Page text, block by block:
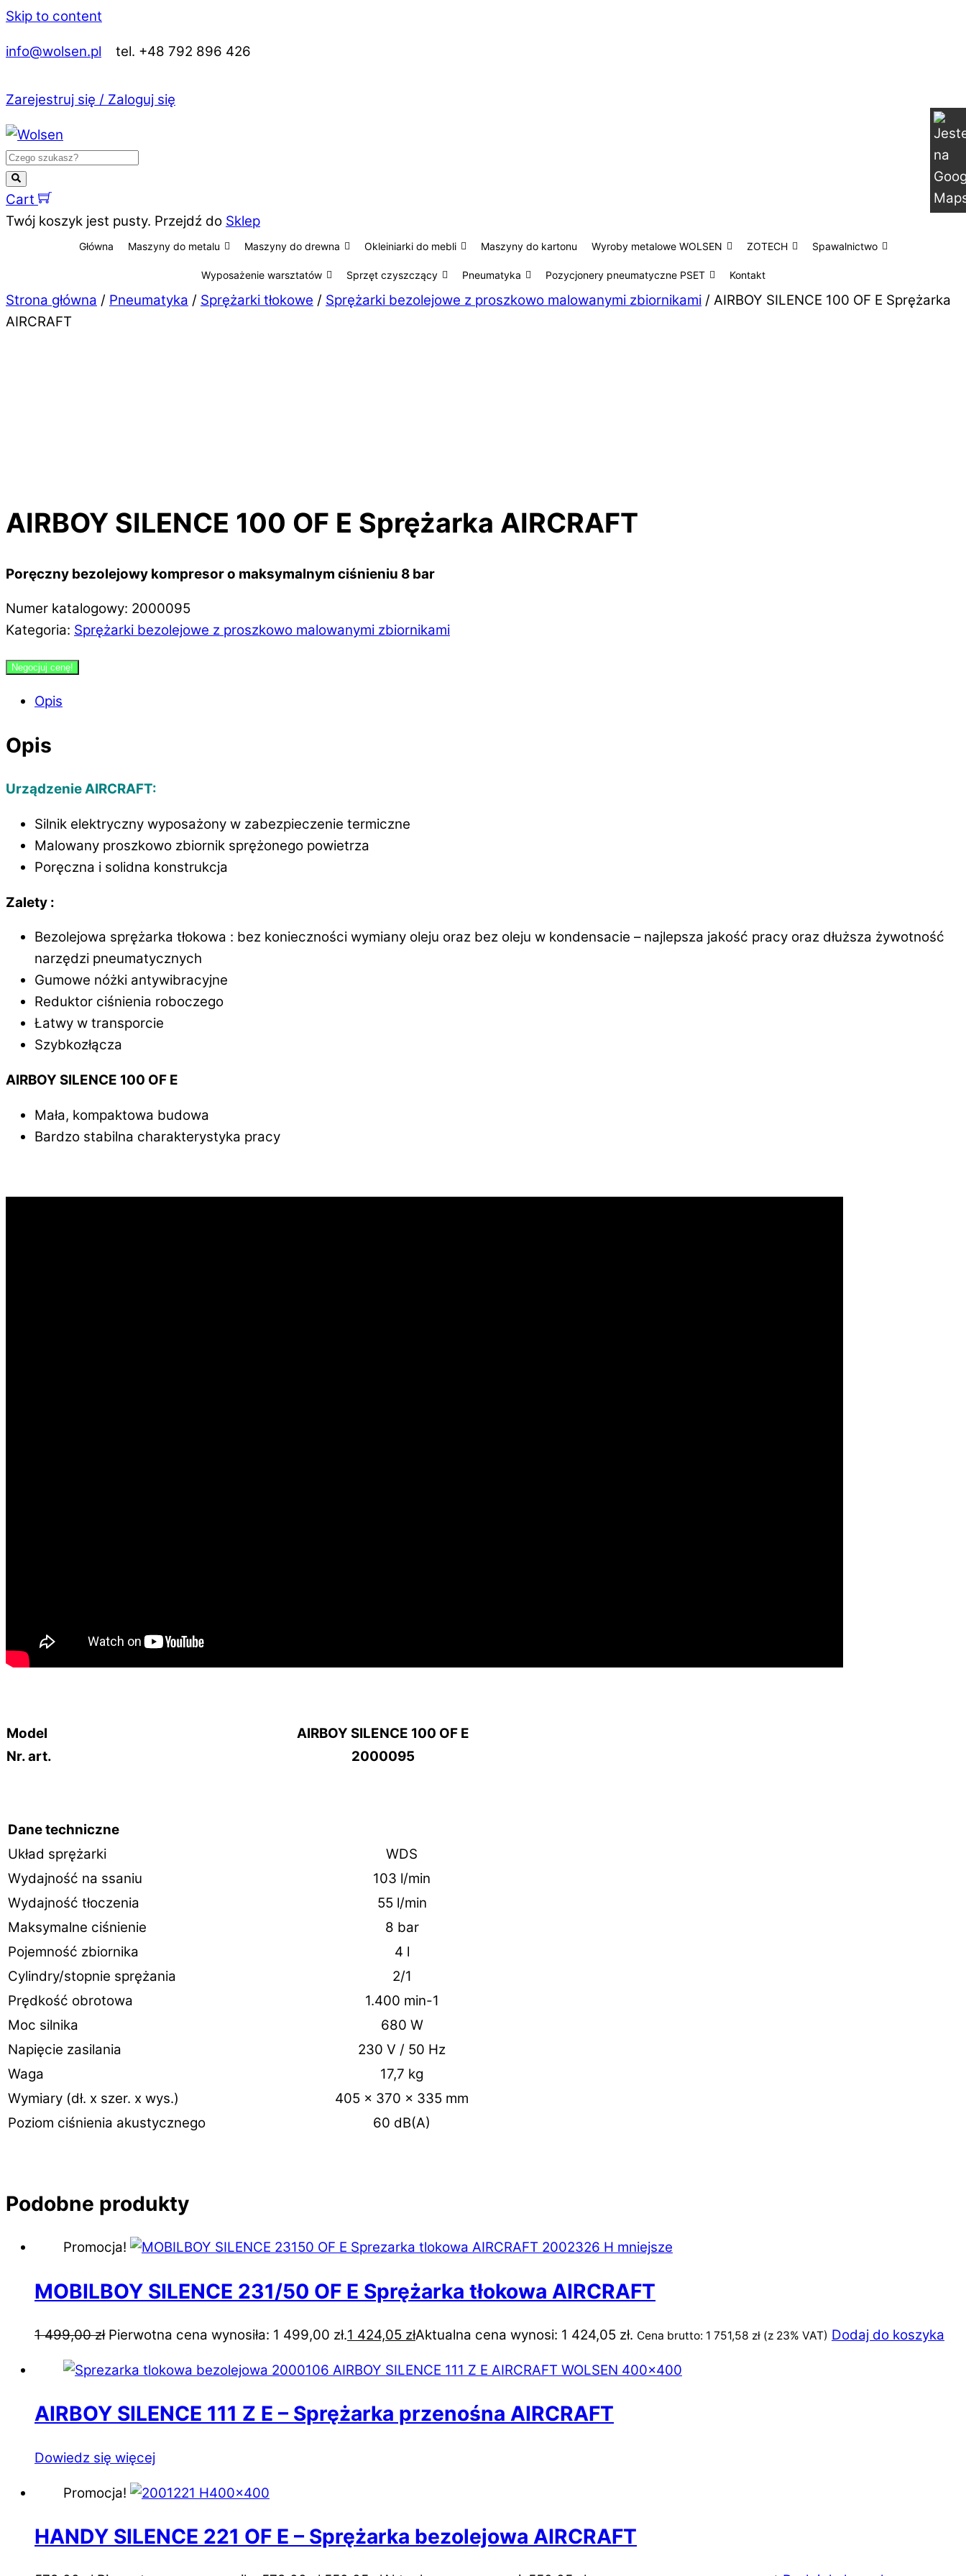
Skip to content
info@wolsen.pl tel. +48 792 896 426
Zarejestruj się / Zaloguj się
Cart
Twój koszyk jest pusty. Przejdź do Sklep
Główna Maszyny do metalu Maszyny do drewna Okleiniarki do mebli Maszyny do kartonu Wyroby metalowe WOLSEN ZOTECH Spawalnictwo
Wyposażenie warsztatów Sprzęt czyszczący Pneumatyka Pozycjonery pneumatyczne PSET Kontakt
Strona główna / Pneumatyka / Sprężarki tłokowe / Sprężarki bezolejowe z proszkowo malowanymi zbiornikami / AIRBOY SILENCE 100 OF E Sprężarka
AIRCRAFT
AIRBOY SILENCE 100 OF E Sprężarka AIRCRAFT
Poręczny bezolejowy kompresor o maksymalnym ciśnieniu 8 bar
Numer katalogowy: 2000095
Kategoria: Sprężarki bezolejowe z proszkowo malowanymi zbiornikami
Negocjuj cenę!
Opis
Opis
Urządzenie AIRCRAFT:
Silnik elektryczny wyposażony w zabezpieczenie termiczne
Malowany proszkowo zbiornik sprężonego powietrza
Poręczna i solidna konstrukcja
Zalety :
Bezolejowa sprężarka tłokowa : bez konieczności wymiany oleju oraz bez oleju w kondensacie – najlepsza jakość pracy oraz dłuższa żywotność
narzędzi pneumatycznych
Gumowe nóżki antywibracyjne
Reduktor ciśnienia roboczego
Łatwy w transporcie
Szybkozłącza
AIRBOY SILENCE 100 OF E
Mała, kompaktowa budowa
Bardzo stabilna charakterystyka pracy
Model
AIRBOY SILENCE 100 OF E
Nr. art.
2000095
Dane techniczne
Układ sprężarki
WDS
Wydajność na ssaniu
103 l/min
Wydajność tłoczenia
55 l/min
Maksymalne ciśnienie
8 bar
Pojemność zbiornika
4 l
Cylindry/stopnie sprężania
2/1
Prędkość obrotowa
1.400 min-1
Moc silnika
680 W
Napięcie zasilania
230 V / 50 Hz
Waga
17,7 kg
Wymiary (dł. x szer. x wys.)
405 x 370 x 335 mm
Poziom ciśnienia akustycznego
60 dB(A)
Podobne produkty
Promocja!
MOBILBOY SILENCE 231/50 OF E Sprężarka tłokowa AIRCRAFT
1 499,00zł Pierwotna cena wynosiła: 1 499,00 zł.1 424,05 złAktualna cena wynosi: 1 424,05 zł. Cena brutto: 1 751,58 zł (z 23% VAT) Dodaj do koszyka
AIRBOY SILENCE 111 Z E – Sprężarka przenośna AIRCRAFT
Dowiedz się więcej
Promocja!
HANDY SILENCE 221 OF E – Sprężarka bezolejowa AIRCRAFT